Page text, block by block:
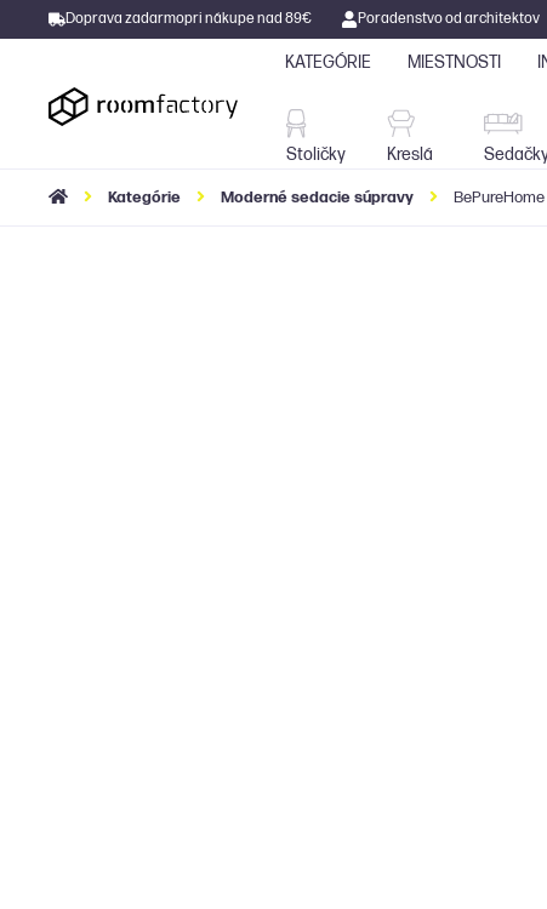
Doprava zadarmopri nákupe nad 89€ Poradenstvo od architektov
KATEGÓRIE
Kreslá
MIESTNOSTI
Stoličky Kreslá
Kategórie Moderné sedacie súpravy